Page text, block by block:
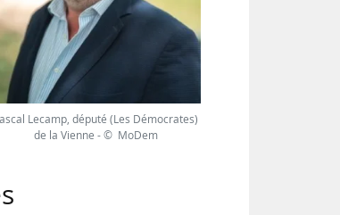
Lecamp, député (Les Démocrates)
de la Vienne - © MoDem